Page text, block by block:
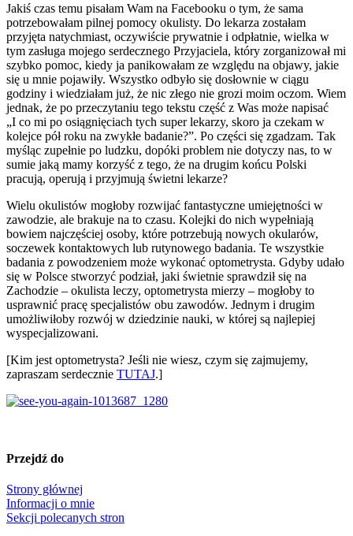
Jakiś czas temu pisałam Wam na Facebooku o tym, że sama
potrzebowałam pilnej pomocy okulisty. Do lekarza zostałam
przyjęta natychmiast, oczywiście prywatnie i odpłatnie, wielka w
tym zasługa mojego serdecznego Przyjaciela, który zorganizował mi
szybko pomoc, kiedy ja panikowałam ze względu na objawy, jakie
się u mnie pojawiły. Wszystko odbyło się dosłownie w ciągu
godziny i wiedziałam już, że nic złego nie grozi moim oczom. Wiem
jednak, że po przeczytaniu tego tekstu część z Was może napisać
„I co mi po osiągnięciach tych super lekarzy, skoro ja czekam w
kolejce pół roku na zwykłe badanie?”. Po części się zgadzam. Tak
myśląc zupełnie po ludzku, dopóki problem nie dotyczy nas, to w
sumie jaką mamy korzyść z tego, że na drugim końcu Polski
pracują, operują i przyjmują świetni lekarze?
Wielu okulistów mogłoby rozwijać fantastyczne umiejętności w
zawodzie, ale brakuje na to czasu. Kolejki do nich wypełniają
bowiem najczęściej osoby, które potrzebują nowych okularów,
soczewek kontaktowych lub rutynowego badania. Te wszystkie
badania z powodzeniem może wykonać optometrysta. Gdyby udało
się w Polsce stworzyć podział, jaki świetnie sprawdził się na
Zachodzie – okulista leczy, optometrysta mierzy – mogłoby to
usprawnić pracę specjalistów obu zawodów. Jednym i drugim
umożliwiłoby rozwój w dziedzinie nauki, w której są najlepiej
wyspecjalizowani.
[Kim jest optometrysta? Jeśli nie wiesz, czym się zajmujemy,
zapraszam serdecznie TUTAJ.]
Przejdź do
Strony głównej
Informacji o mnie
Sekcji polecanych stron